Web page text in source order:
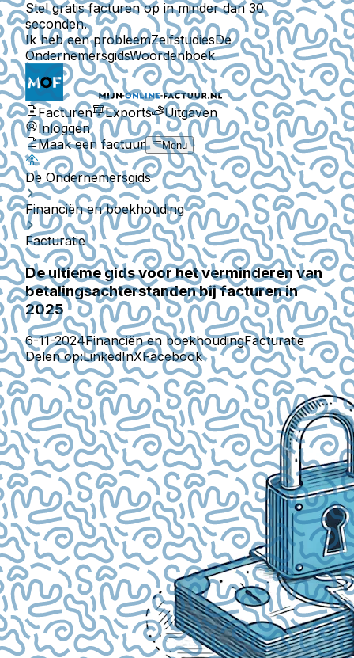
Stel gratis facturen op in minder dan 30
seconden.
Ik heb een probleemZelfstudiesDe
OndernemersgidsWoordenboek
Facturen Exports
Uitgaven
Inloggen
Maak een factuur
Menu
De Ondernemersgids
Financiën en boekhouding
Facturatie
De ultieme gids voor het verminderen van
betalingsachterstanden bij facturen in
2025
6-11-2024Financiën en boekhoudingFacturatie
Delen op:LinkedInXFacebook